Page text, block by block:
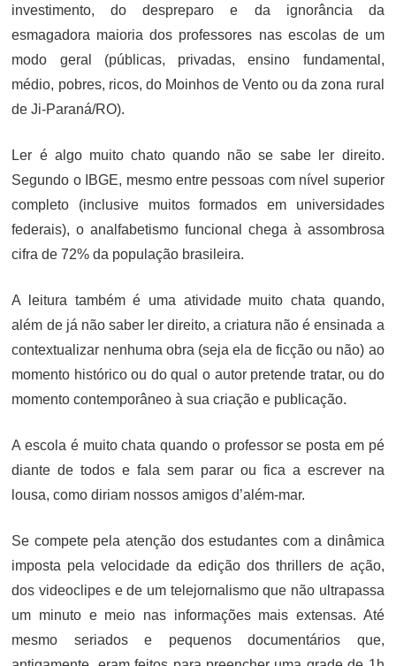
investimento, do despreparo e da ignorância da
esmagadora maioria dos professores nas escolas de um
modo geral (públicas, privadas, ensino fundamental,
médio, pobres, ricos, do Moinhos de Vento ou da zona rural
de Ji-Paraná/RO).
Ler é algo muito chato quando não se sabe ler direito.
Segundo o IBGE, mesmo entre pessoas com nível superior
completo (inclusive muitos formados em universidades
federais), o analfabetismo funcional chega à assombrosa
cifra de 72% da população brasileira.
A leitura também é uma atividade muito chata quando,
além de já não saber ler direito, a criatura não é ensinada a
contextualizar nenhuma obra (seja ela de ficção ou não) ao
momento histórico ou do qual o autor pretende tratar, ou do
momento contemporâneo à sua criação e publicação.
A escola é muito chata quando o professor se posta em pé
diante de todos e fala sem parar ou fica a escrever na
lousa, como diriam nossos amigos d’além-mar.
Se compete pela atenção dos estudantes com a dinâmica
imposta pela velocidade da edição dos thrillers de ação,
dos videoclipes e de um telejornalismo que não ultrapassa
um minuto e meio nas informações mais extensas. Até
mesmo seriados e pequenos documentários que,